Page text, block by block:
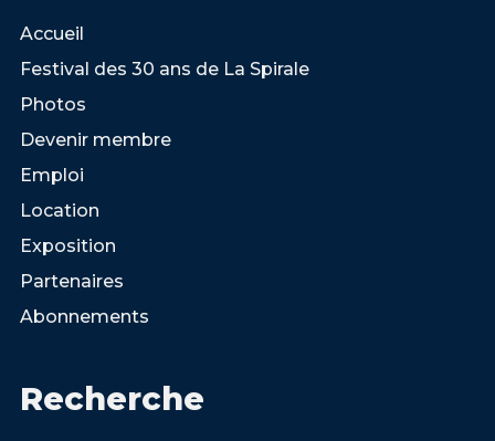
Accueil
Festival des 30 ans de La Spirale
Photos
Devenir membre
Emploi
Location
Exposition
Partenaires
Abonnements
Recherche